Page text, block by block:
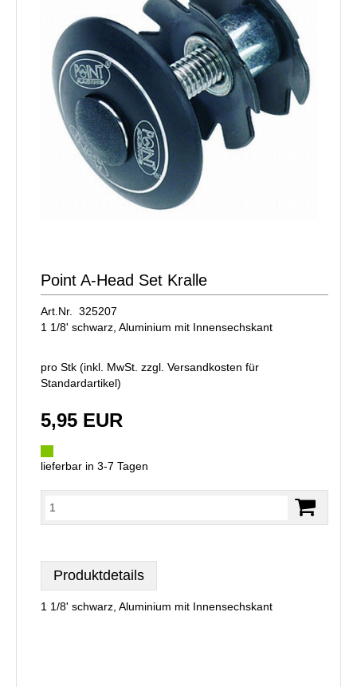
Point A-Head Set Kralle
Art.Nr. 325207
1 1/8' schwarz, Aluminium mit Innensechskant
pro Stk (inkl. MwSt. zzgl. Versandkosten für
Standardartikel)
5,95 EUR
lieferbar in 3-7 Tagen
Produktdetails
1 1/8' schwarz, Aluminium mit Innensechskant